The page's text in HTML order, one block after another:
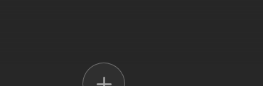
con il tool Creazione di Scene e il gioco delle Scene